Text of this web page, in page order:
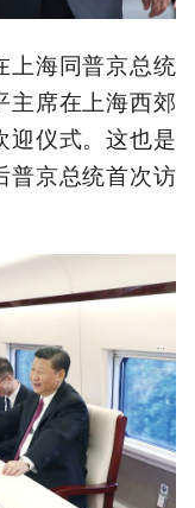
上海同普京总统
主席在上海西郊
迎仪式。这也是
普京总统首次访